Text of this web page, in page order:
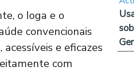
o Ioga e o
convencionais
e eficazes
com